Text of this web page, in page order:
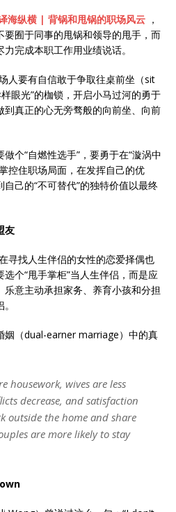
海纵横 | 背锅和甩锅的职场风云 ，
囿于同事的甩锅和领导的甩手，而
完成本职工作用业绩说话。
人要有自信敢于争取往桌前坐（sit
眼光”的枷锁，开启小马过河的勇于
真正的心无旁骛般的向前坐、向前
个“自燃性选手”，要勇于在“漩涡中
控住职场局面，在发挥自己的优
己的“不可替代”的独特价值以最终
友
寻找人生伴侣的女性的恋爱择偶也
个“甩手掌柜”当人生伴侣，而是应
意主动承担家务、养育小孩和分担
姻（dual-earner marriage）中的真
housework, wives are less
decrease, and satisfaction
outside the home and share
are more likely to stay